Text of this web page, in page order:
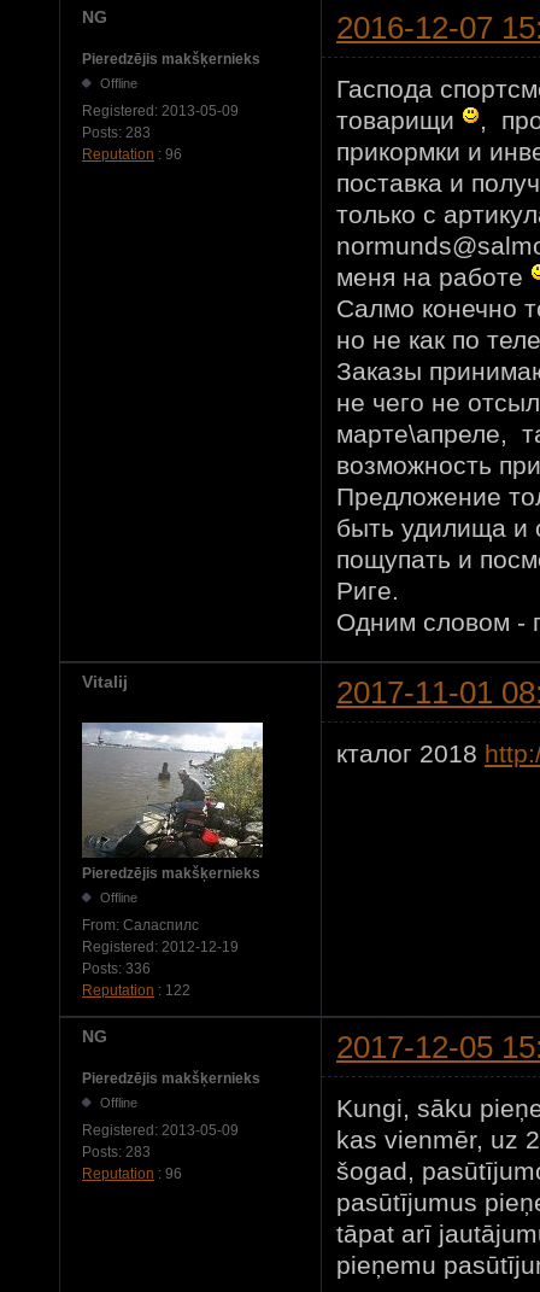
NG 2016-12-07
Pieredzējis makšķernieks
Offline
Registered: 2013-05-09
Posts: 283
Reputation : 96
Гаспода
товарищи
,
прикормки и
поставка и
только с
меня на работе
Салмо конечно
но не как по
Заказы
не чего не
марте\апреле,
возможность
Предложение
быть удилища и
пощупать и
Риге.
Одним словом -
Vitalij 2017-11-01
Pieredzējis makšķernieks
Offline
From: Саласпилс
Registered: 2012-12-19
Posts: 336
Reputation : 122
кталог 2018
NG 2017-12-05
Pieredzējis makšķernieks
Offline
Registered: 2013-05-09
Posts: 283
Reputation : 96
Kungi, sāku
kas vienmēr, uz
šogad,
pasūtījumus
tāpat arī
pieņemu